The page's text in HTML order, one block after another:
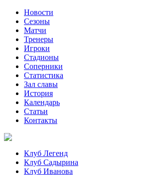
Новости
Сезоны
Матчи
Тренеры
Игроки
Стадионы
Соперники
Статистика
Зал славы
История
Календарь
Статьи
Контакты
Клуб Легенд
Клуб Садырина
Клуб Иванова